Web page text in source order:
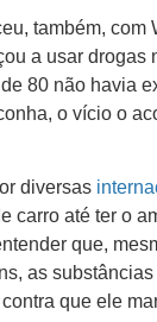
também, com
a usar drogas
80 não havia
o vício o
diversas
carro até ter o
que,
as
que ele